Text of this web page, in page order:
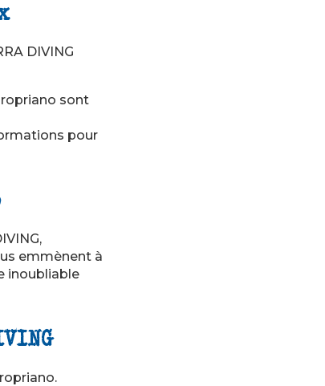
DIVING
sont
pour
emmènent à
inoubliable